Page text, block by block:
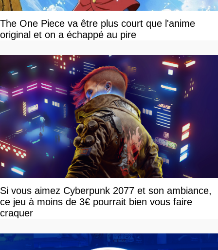
The One Piece va être plus court que l'anime
original et on a échappé au pire
Si vous aimez Cyberpunk 2077 et son ambiance,
ce jeu à moins de 3€ pourrait bien vous faire
craquer